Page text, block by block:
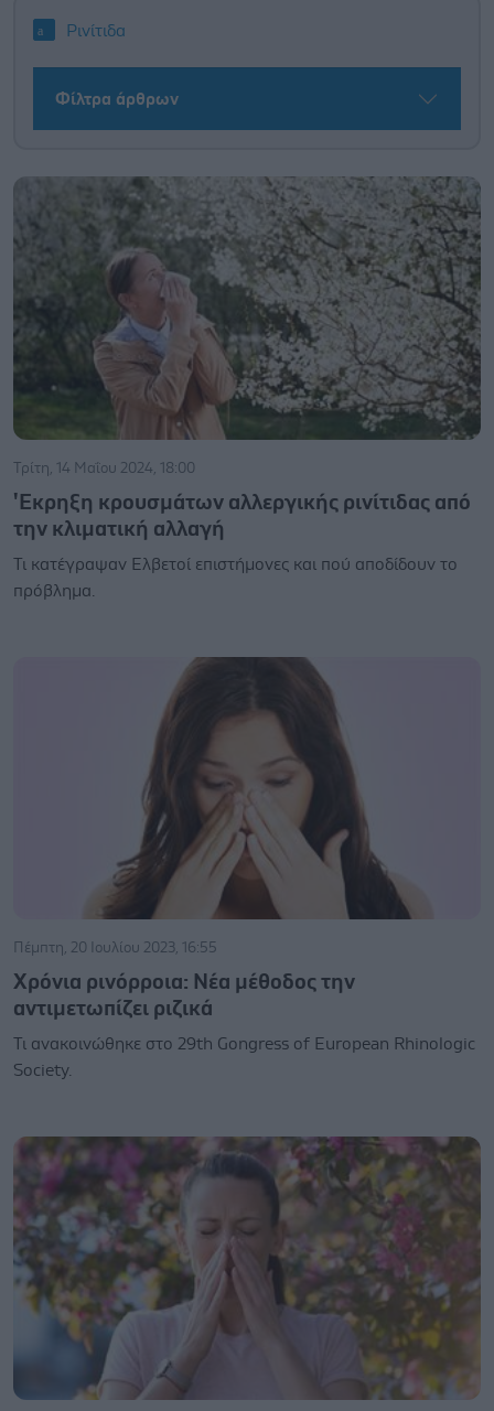
Ρινίτιδα
Φίλτρα άρθρων
Τρίτη, 14 Μαΐου 2024, 18:00
'Εκρηξη κρουσμάτων αλλεργικής ρινίτιδας από
την κλιματική αλλαγή
Τι κατέγραψαν Ελβετοί επιστήμονες και πού αποδίδουν το
πρόβλημα.
Πέμπτη, 20 Ιουλίου 2023, 16:55
Χρόνια ρινόρροια: Νέα μέθοδος την
αντιμετωπίζει ριζικά
Τι ανακοινώθηκε στο 29th Gongress of European Rhinologic
Society.